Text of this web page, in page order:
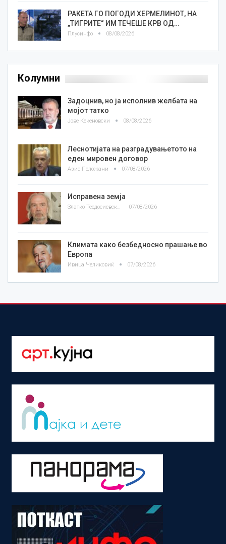
РАКЕТА ГО ПОГОДИ ХЕРМЕЛИНОТ, НА
„ТИГРИТЕ“ ИМ ТЕЧЕШЕ КРВ ОД…
Плусинфо 08/08/2026
Колумни
Задоцнив, но ја исполнив желбата на
мојот татко
Јове Кекеновски 08/08/2026
Леснотијата на разградувањетото на
еден мировен договор
Азис Положани 07/08/2026
Исправена земја
Златко Теодосиевски 07/08/2026
Климата како безбедносно прашање во
Европа
Ивица Челиковиќ 07/08/2026